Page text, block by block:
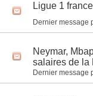
Ligue 1 france
Dernier message
Neymar,
salaires de la
Dernier message